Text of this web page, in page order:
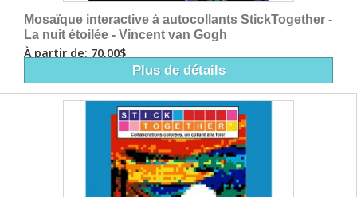
Mosaïque interactive à autocollants StickTogether -
La nuit étoilée - Vincent van Gogh
À partir de: 70,00$
Plus de détails